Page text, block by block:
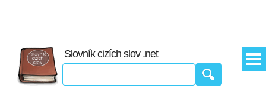
Slovník cizích slov .net